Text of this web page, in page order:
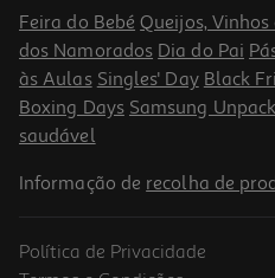
PVP de editor
14,31 €
-10%
Feira do Bebé Queijos, Vinhos
dos Namorados Dia do Pai
às Aulas Singles' Day Black
Boxing Days Samsung
saudável
Informação de recolha de
Política de Privacidade